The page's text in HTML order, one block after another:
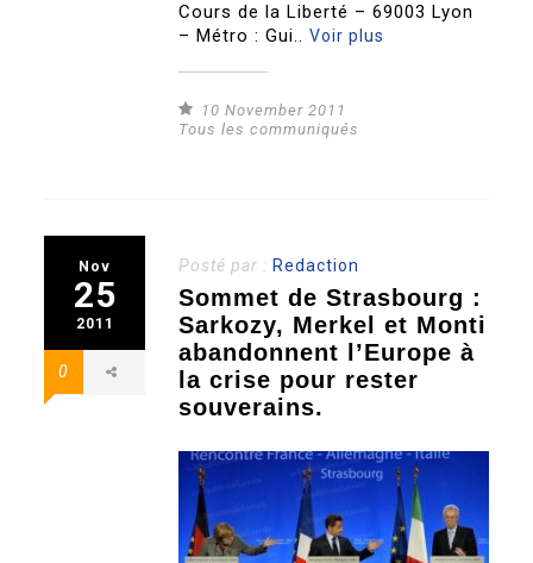
Cours de la Liberté – 69003 Lyon
– Métro : Gui..Voir plus
10 November 2011
Tous les communiqués
Nov
25
2011
0
Posté par : Redaction
Sommet de Strasbourg :
Sarkozy, Merkel et Monti
abandonnent l’Europe à
la crise pour rester
souverains.